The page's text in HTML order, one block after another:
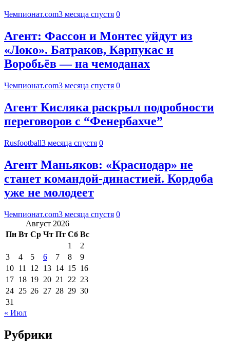
Чемпионат.com3 месяца спустя 0
Агент: Фассон и Монтес уйдут из
«Локо». Батраков, Карпукас и
Воробьёв — на чемоданах
Чемпионат.com3 месяца спустя 0
Агент Кисляка раскрыл подробности
переговоров с “Фенербахче”
Rusfootball3 месяца спустя 0
Агент Маньяков: «Краснодар» не
станет командой-династией. Кордоба
уже не молодеет
Чемпионат.com3 месяца спустя 0
Август 2026
Пн Вт Ср Чт Пт Сб Вс
1
2
3
4 5 6 7 8
9
10 11 12 13 14 15 16
17 18 19 20 21 22 23
24 25 26 27 28 29 30
31
« Июл
Рубрики